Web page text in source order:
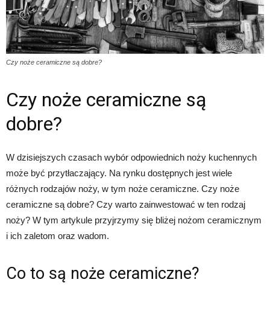
Czy noże ceramiczne są dobre?
Czy noże ceramiczne są
dobre?
W dzisiejszych czasach wybór odpowiednich noży kuchennych
może być przytłaczający. Na rynku dostępnych jest wiele
różnych rodzajów noży, w tym noże ceramiczne. Czy noże
ceramiczne są dobre? Czy warto zainwestować w ten rodzaj
noży? W tym artykule przyjrzymy się bliżej nożom ceramicznym
i ich zaletom oraz wadom.
Co to są noże ceramiczne?